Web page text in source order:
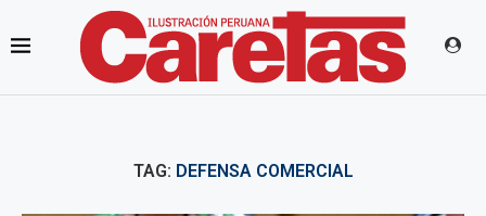
TAG: DEFENSA COMERCIAL